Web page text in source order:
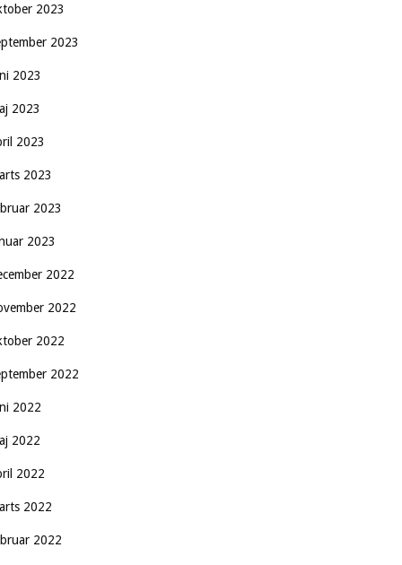
2023
2023
2023
2023
2023
2023
2023
2023
2022
2022
2022
2022
2022
2022
2022
2022
2022